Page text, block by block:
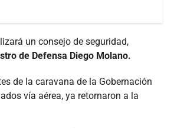
un consejo de seguridad,
de Defensa Diego Molano.
de la caravana de la Gobernación
vía aérea, ya retornaron a la